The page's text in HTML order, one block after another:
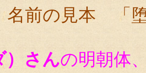
名前の見本 「
）さんの明朝体